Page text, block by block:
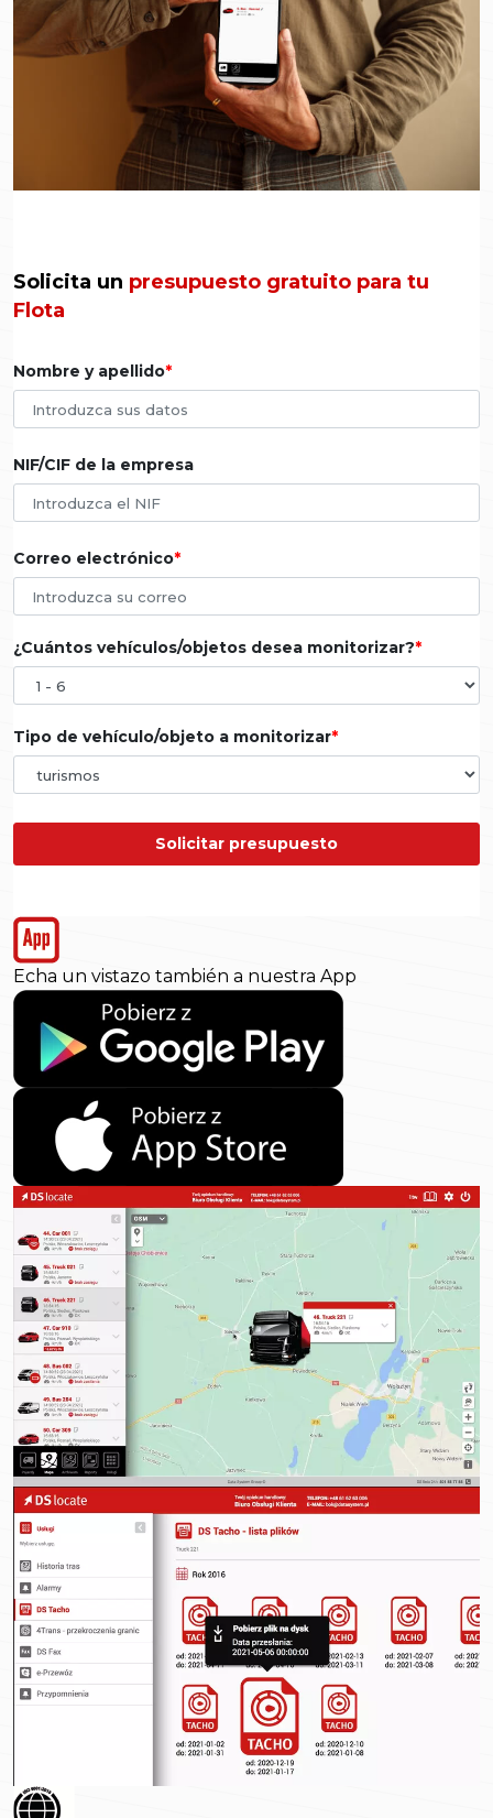
Solicita un presupuesto gratuito para tu
Flota
Nombre y apellido
NIF/CIF de la empresa
Correo electrónico
¿Cuántos vehículos/objetos desea monitorizar?
Tipo de vehículo/objeto a monitorizar
Solicitar presupuesto
Echa un vistazo también a nuestra App